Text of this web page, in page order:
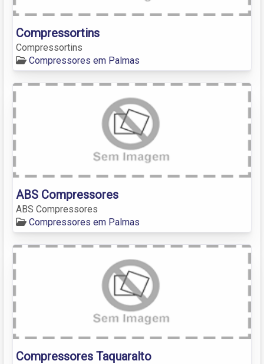
Compressortins
Compressortins
Compressores em Palmas
ABS Compressores
ABS Compressores
Compressores em Palmas
Compressores Taquaralto